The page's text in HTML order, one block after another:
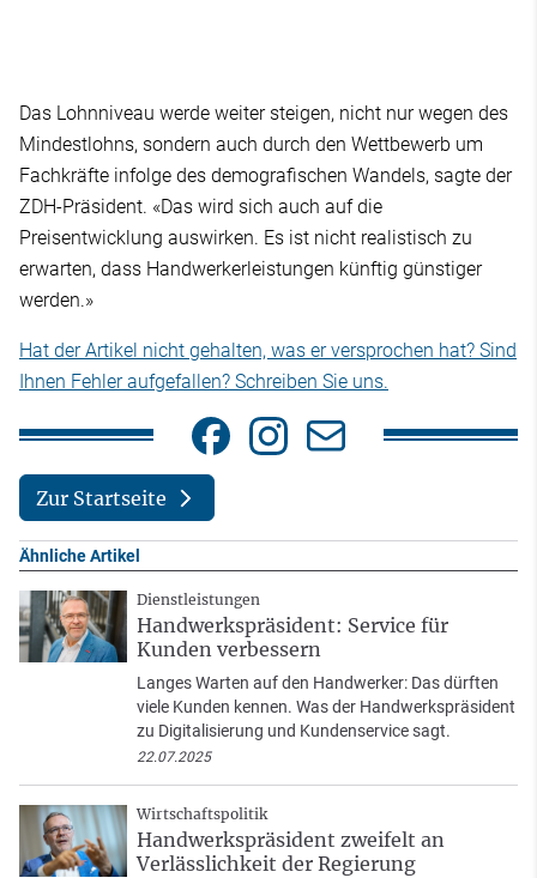
Das Lohnniveau werde weiter steigen, nicht nur wegen des
Mindestlohns, sondern auch durch den Wettbewerb um
Fachkräfte infolge des demografischen Wandels, sagte der
ZDH-Präsident. «Das wird sich auch auf die
Preisentwicklung auswirken. Es ist nicht realistisch zu
erwarten, dass Handwerkerleistungen künftig günstiger
werden.»
Hat der Artikel nicht gehalten, was er versprochen hat? Sind
Ihnen Fehler aufgefallen? Schreiben Sie uns.
Zur Startseite
Ähnliche Artikel
Dienstleistungen
Handwerkspräsident: Service für
Kunden verbessern
Langes Warten auf den Handwerker: Das dürften
viele Kunden kennen. Was der Handwerkspräsident
zu Digitalisierung und Kundenservice sagt.
22.07.2025
Wirtschaftspolitik
Handwerkspräsident zweifelt an
Verlässlichkeit der Regierung